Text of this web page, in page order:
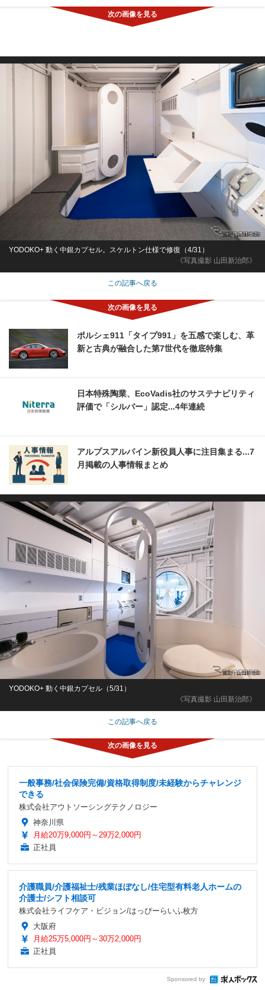
《写真撮影 山田新治郎》
YODOKO+ 動く中銀カプセル。スケルトン仕様で修復（4/31）
この記事へ戻る
ポルシェ911「タイプ991」を五感で楽しむ、革
新と古典が融合した第7世代を徹底特集
日本特殊陶業、EcoVadis社のサステナビリティ
評価で「シルバー」認定...4年連続
アルプスアルパイン新役員人事に注目集まる...7
月掲載の人事情報まとめ
《写真撮影 山田新治郎》
YODOKO+ 動く中銀カプセル（5/31）
この記事へ戻る
一般事務/社会保険完備/資格取得制度/未経験からチャレンジ
できる
株式会社アウトソーシングテクノロジー
神奈川県
月給20万9,000円～29万2,000円
正社員
介護職員/介護福祉士/残業ほぼなし/住宅型有料老人ホームの
介護士/シフト相談可
株式会社ライフケア・ビジョン/はっぴーらいふ枚方
大阪府
月給25万5,000円～30万2,000円
正社員
Sponsored by